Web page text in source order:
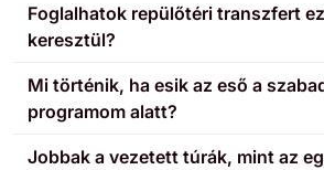
Foglalhatok repülőtéri transzfert
keresztül?
Mi történik, ha esik az eső a
programom alatt?
Jobbak a vezetett túrák, mint az